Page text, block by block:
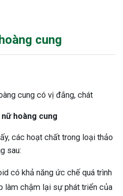
cung
cung có vị đắng, chát
hoàng cung
các hoạt chất trong loại thảo
sau:
có khả năng ức chế quá trình
làm chậm lại sự phát triển của